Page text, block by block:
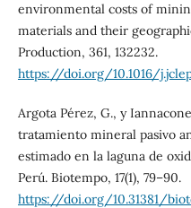
environmental costs of
materials and their
Production, 361, 132232.
https://doi.org/10.1016/
Argota Pérez, G., y
tratamiento mineral pasivo
estimado en la laguna de
Perú. Biotempo, 17(1), 79–90.
https://doi.org/10.31381/